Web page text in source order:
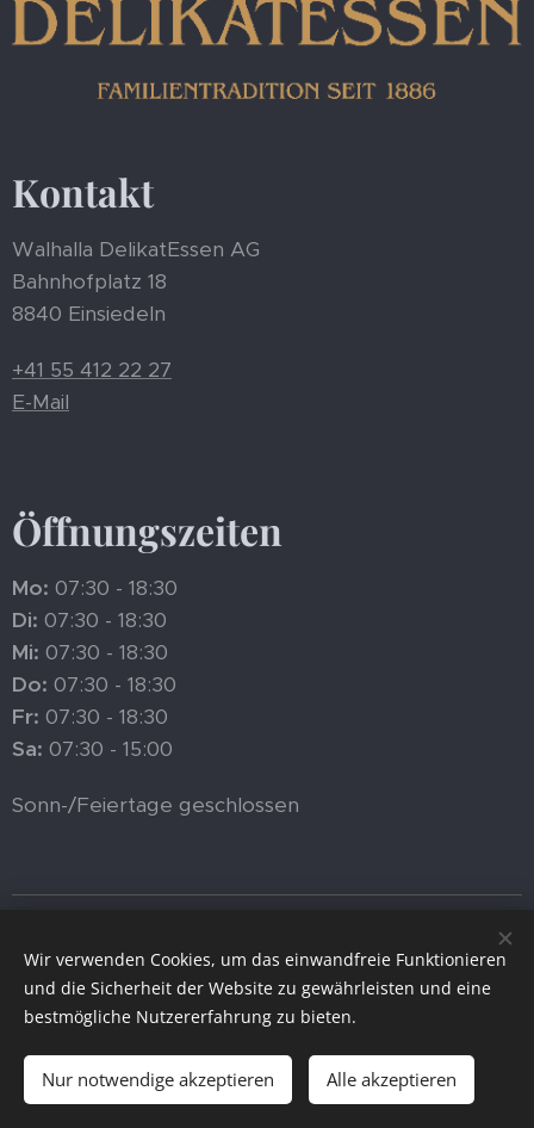
Zum Warenkorb hinzufügen
Kontakt
Walhalla DelikatEssen AG
Bahnhofplatz 18
8840 Einsiedeln
+41 55 412 22 27
E-Mail
Öffnungszeiten
Mo: 07:30 - 18:30
Di: 07:30 - 18:30
Mi: 07:30 - 18:30
Do: 07:30 - 18:30
Fr: 07:30 - 18:30
Sa: 07:30 - 15:00
Sonn-/Feiertage geschlossen
Datenschutzerklärung
AGB
Cookies
Wir verwenden Cookies, um das einwandfreie Funktionieren
und die Sicherheit der Website zu gewährleisten und eine
bestmögliche Nutzererfahrung zu bieten.
Nur notwendige akzeptieren Alle akzeptieren